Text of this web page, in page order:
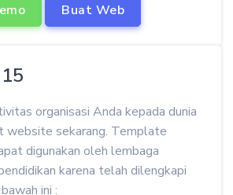
Buat Web
organisasi Anda kepada dunia
website sekarang. Template
digunakan oleh lembaga
karena telah dilengkapi
ini :